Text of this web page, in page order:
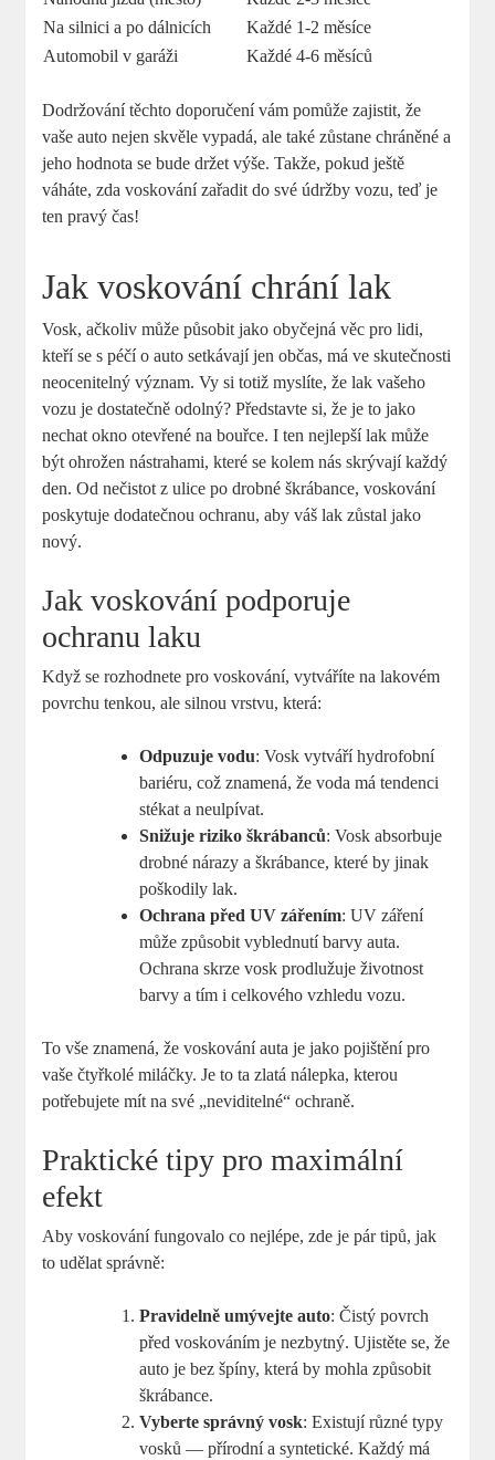
Na silnici a po dálnicích
Každé 1-2 měsíce
Automobil v garáži
Každé 4-6 měsíců
Dodržování těchto doporučení vám pomůže zajistit, že
vaše auto nejen skvěle vypadá, ale také zůstane chráněné a
jeho hodnota se bude držet výše. Takže, pokud ještě
váháte, zda voskování zařadit do své údržby vozu, teď je
ten pravý čas!
Jak voskování chrání lak
Vosk, ačkoliv může působit jako obyčejná věc pro lidi,
kteří se s péčí o auto setkávají jen občas, má ve skutečnosti
neocenitelný význam. Vy si totiž myslíte, že lak vašeho
vozu je dostatečně odolný? Představte si, že je to jako
nechat okno otevřené na bouřce. I ten nejlepší lak může
být ohrožen nástrahami, které se kolem nás skrývají každý
den. Od nečistot z ulice po drobné škrábance, voskování
poskytuje dodatečnou ochranu, aby váš lak zůstal jako
nový.
Jak voskování podporuje
ochranu laku
Když se rozhodnete pro voskování, vytváříte na lakovém
povrchu tenkou, ale silnou vrstvu, která:
Odpuzuje vodu: Vosk vytváří hydrofobní
bariéru, což znamená, že voda má tendenci
stékat a neulpívat.
Snižuje riziko škrábanců: Vosk absorbuje
drobné nárazy a škrábance, které by jinak
poškodily lak.
Ochrana před UV zářením: UV záření
může způsobit vyblednutí barvy auta.
Ochrana skrze vosk prodlužuje životnost
barvy a tím i celkového vzhledu vozu.
To vše znamená, že voskování auta je jako pojištění pro
vaše čtyřkolé miláčky. Je to ta zlatá nálepka, kterou
potřebujete mít na své „neviditelné“ ochraně.
Praktické tipy pro maximální
efekt
Aby voskování fungovalo co nejlépe, zde je pár tipů, jak
to udělat správně:
Pravidelně umývejte auto: Čistý povrch
před voskováním je nezbytný. Ujistěte se, že
auto je bez špíny, která by mohla způsobit
škrábance.
Vyberte správný vosk: Existují různé typy
vosků — přírodní a syntetické. Každý má